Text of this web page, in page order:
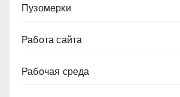
Пузомерки
Работа сайта
Рабочая среда